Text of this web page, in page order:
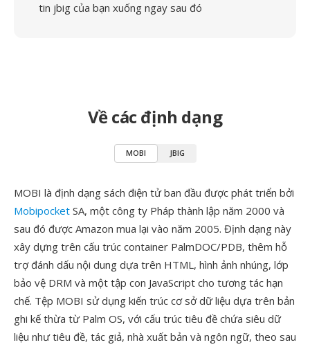
tin jbig của bạn xuống ngay sau đó
Về các định dạng
MOBI JBIG
MOBI là định dạng sách điện tử ban đầu được phát triển bởi
Mobipocket SA, một công ty Pháp thành lập năm 2000 và
sau đó được Amazon mua lại vào năm 2005. Định dạng này
xây dựng trên cấu trúc container PalmDOC/PDB, thêm hỗ
trợ đánh dấu nội dung dựa trên HTML, hình ảnh nhúng, lớp
bảo vệ DRM và một tập con JavaScript cho tương tác hạn
chế. Tệp MOBI sử dụng kiến trúc cơ sở dữ liệu dựa trên bản
ghi kế thừa từ Palm OS, với cấu trúc tiêu đề chứa siêu dữ
liệu như tiêu đề, tác giả, nhà xuất bản và ngôn ngữ, theo sau